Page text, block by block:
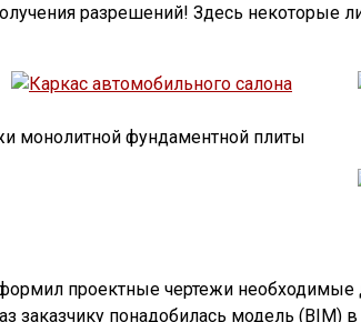
разрешений! Здесь
монолитной фундаментной плиты
проектные чертежи
заказчику понадобилась модель